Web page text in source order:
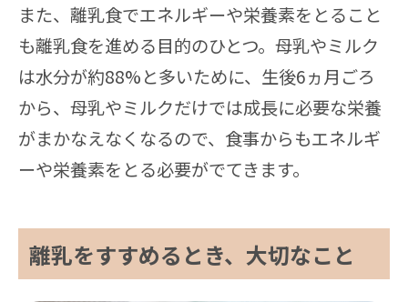
また、離乳食でエネルギーや栄養素をとること
も離乳食を進める目的のひとつ。母乳やミルク
は水分が約88%と多いために、生後6ヵ月ごろ
から、母乳やミルクだけでは成長に必要な栄養
がまかなえなくなるので、食事からもエネルギ
ーや栄養素をとる必要がでてきます。
離乳をすすめるとき、大切なこと